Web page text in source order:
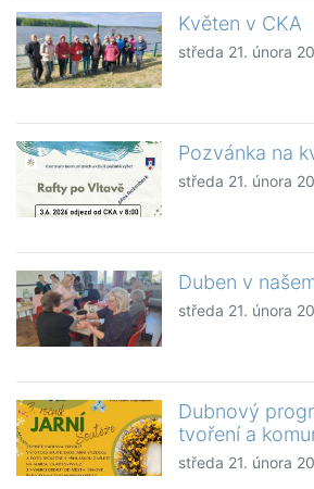
Květen v CKA
středa 21. února
Pozvánka na
středa 21. února
Duben v
středa 21. února
Dubnový
tvoření a
středa 21. února